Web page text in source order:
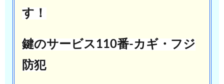
す！
鍵のサービス110番-カギ・フジ
防犯